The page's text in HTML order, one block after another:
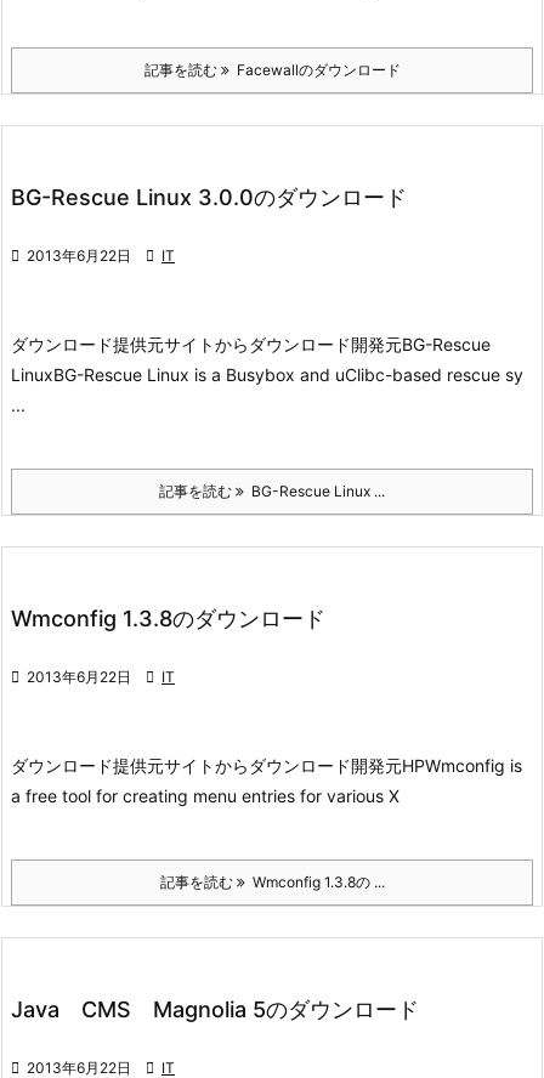
記事を読む Facewallのダウンロード
BG-Rescue Linux 3.0.0のダウンロード
 2013年6月22日  IT
ダウンロード提供元サイトからダウンロード開発元BG-Rescue
LinuxBG-Rescue Linux is a Busybox and uClibc-based rescue sy
...
記事を読む BG-Rescue Linux ...
Wmconfig 1.3.8のダウンロード
 2013年6月22日  IT
ダウンロード提供元サイトからダウンロード開発元HPWmconfig is
a free tool for creating menu entries for various X
記事を読む Wmconfig 1.3.8の ...
Java CMS Magnolia 5のダウンロード
 2013年6月22日  IT